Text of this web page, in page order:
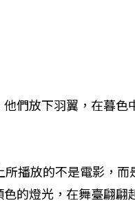
們放下羽翼，在暮色
播放的不是電影，而
的燈光，在舞臺翩翩